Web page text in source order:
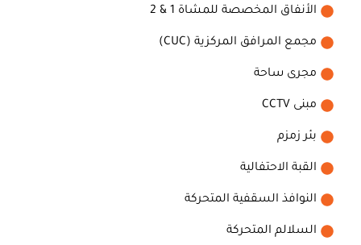
الأنفاق المخصصة للمشاة 1 & 2
مجمع المرافق المركزية (CUC)
مجرى ساحة
مبنى CCTV
بئر زمزم
القبة الاحتفالية
النوافذ السقفية المتحركة
السلالم المتحركة